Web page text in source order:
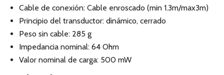
Cable de conexión: Cable enroscado (min 1.3m/max3m)
Principio del transductor: dinámico, cerrado
Peso sin cable: 285 g
Impedancia nominal: 64 Ohm
Valor nominal de carga: 500 mW